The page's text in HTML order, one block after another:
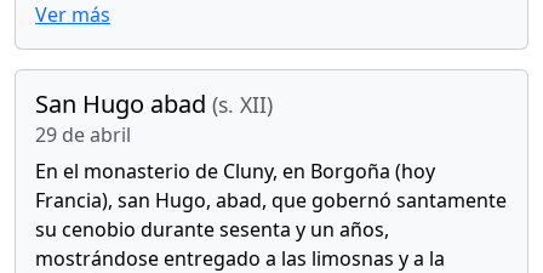
Ver más
San Hugo abad (s. XII)
29 de abril
En el monasterio de Cluny, en Borgoña (hoy
Francia), san Hugo, abad, que gobernó santamente
su cenobio durante sesenta y un años,
mostrándose entregado a las limosnas y a la